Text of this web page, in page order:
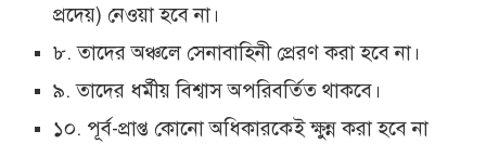
প্রদেয়) নেওয়া হবে না।
৮. তাদের অঞ্চলে সেনাবাহিনী প্রেরণ করা হবে না।
৯. তাদের ধর্মীয় বিশ্বাস অপরিবর্তিত থাকবে।
১০. পূর্ব-প্রাপ্ত কোনাে অধিকারকেই ক্ষুন্ন করা হবে না